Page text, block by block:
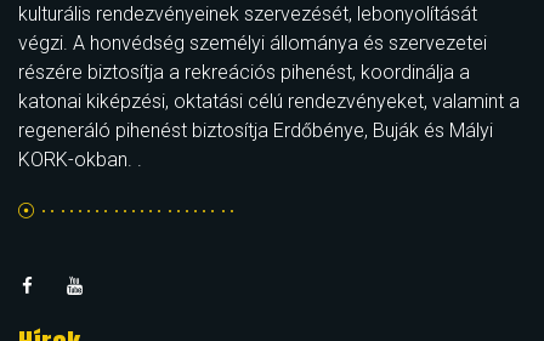
kulturális rendezvényeinek szervezését, lebonyolítását
végzi. A honvédség személyi állománya és szervezetei
részére biztosítja a rekreációs pihenést, koordinálja a
katonai kiképzési, oktatási célú rendezvényeket, valamint a
regeneráló pihenést biztosítja Erdőbénye, Buják és Mályi
KORK-okban. .